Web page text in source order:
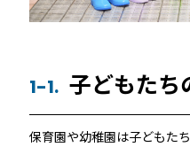
1-1. 子どもたち
保育園や幼稚園は子どもた
ホーム